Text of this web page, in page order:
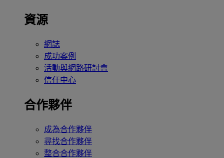
資源
網誌
成功案例
活動與網路研討會
信任中心
合作夥伴
成為合作夥伴
尋找合作夥伴
整合合作夥伴